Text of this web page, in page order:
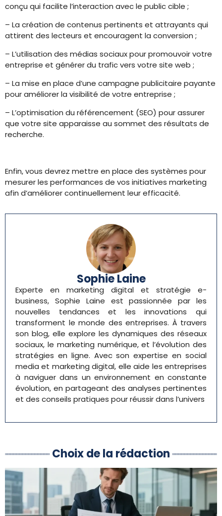
conçu qui facilite l’interaction avec le public cible ;
– La création de contenus pertinents et attrayants qui
attirent des lecteurs et encouragent la conversion ;
– L’utilisation des médias sociaux pour promouvoir votre
entreprise et générer du trafic vers votre site web ;
– La mise en place d’une campagne publicitaire payante
pour améliorer la visibilité de votre entreprise ;
– L’optimisation du référencement (SEO) pour assurer
que votre site apparaisse au sommet des résultats de
recherche.
Enfin, vous devrez mettre en place des systèmes pour
mesurer les performances de vos initiatives marketing
afin d’améliorer continuellement leur efficacité.
Sophie Laine
Experte en marketing digital et stratégie e-
business, Sophie Laine est passionnée par les
nouvelles tendances et les innovations qui
transforment le monde des entreprises. À travers
son blog, elle explore les dynamiques des réseaux
sociaux, le marketing numérique, et l’évolution des
stratégies en ligne. Avec son expertise en social
media et marketing digital, elle aide les entreprises
à naviguer dans un environnement en constante
évolution, en partageant des analyses pertinentes
et des conseils pratiques pour réussir dans l’univers
Choix de la rédaction